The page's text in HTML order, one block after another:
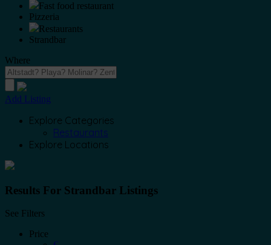
Fast food restaurant
Pizzeria
Restaurants
Strandbar
Where
Add Listing
Explore Categories
Restaurants
Explore Locations
Results For Strandbar Listings
See Filters
Price